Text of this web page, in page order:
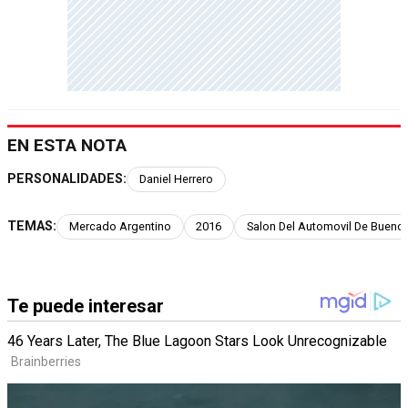
EN ESTA NOTA
PERSONALIDADES: Daniel Herrero
TEMAS: Mercado Argentino 2016 Salon Del Automovil De